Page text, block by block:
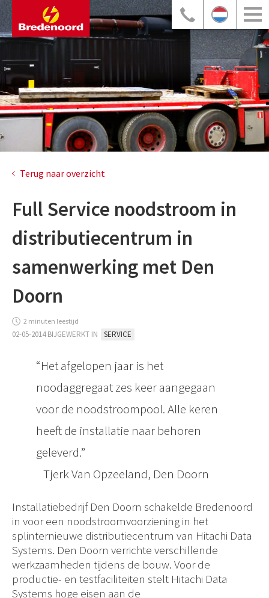
Terug naar overzicht
Full Service noodstroom in
distributiecentrum in
samenwerking met Den
Doorn
2 minuten leestijd
02-05-2014 BIJGEWERKT IN SERVICE
Het afgelopen jaar is het
noodaggregaat zes keer aangegaan
voor de noodstroompool. Alle keren
heeft de installatie naar behoren
geleverd.
Tjerk Van Opzeeland, Den Doorn
Installatiebedrijf Den Doorn schakelde Bredenoord
in voor een noodstroomvoorziening in het
splinternieuwe distributiecentrum van Hitachi Data
Systems. Den Doorn verrichte verschillende
werkzaamheden tijdens de bouw. Voor de
productie- en testfaciliteiten stelt Hitachi Data
Systems hoge eisen aan de